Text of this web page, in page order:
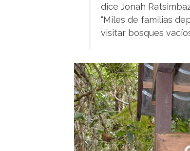
dice Jonah
“Miles de familias
visitar bosques